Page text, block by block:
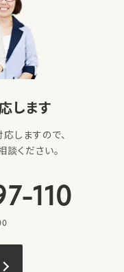
します
しますので、
ください。
110